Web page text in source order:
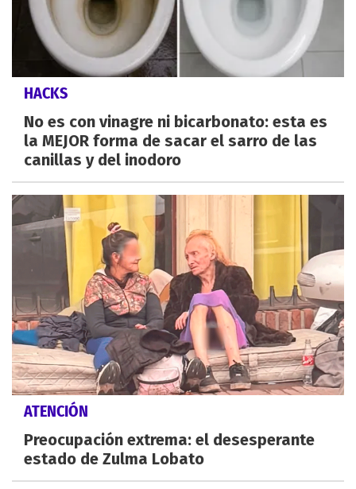
HACKS
No es con vinagre ni bicarbonato: esta es
la MEJOR forma de sacar el sarro de las
canillas y del inodoro
ATENCIÓN
Preocupación extrema: el desesperante
estado de Zulma Lobato